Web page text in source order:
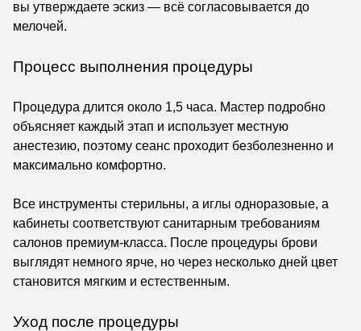
вы утверждаете эскиз — всё согласовывается до
мелочей.
Процесс выполнения процедуры
Процедура длится около 1,5 часа. Мастер подробно
объясняет каждый этап и использует местную
анестезию, поэтому сеанс проходит безболезненно и
максимально комфортно.
Все инструменты стерильны, а иглы одноразовые, а
кабинеты соответствуют санитарным требованиям
салонов премиум-класса. После процедуры брови
выглядят немного ярче, но через несколько дней цвет
становится мягким и естественным.
Уход после процедуры